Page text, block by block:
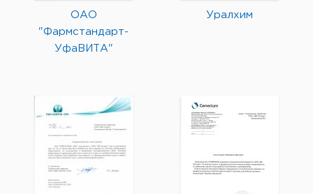
ОАО
"Фармстандарт-
УфаВИТА"
Уралхим